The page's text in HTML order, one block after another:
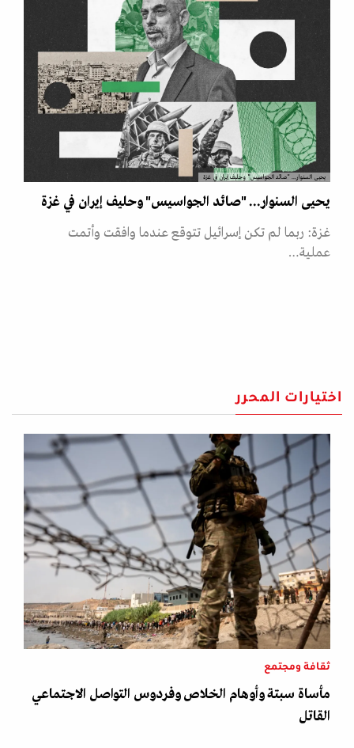
يحيى السنوار... "صائد الجواسيس" وحليف إيران في غزة
يحيى السنوار... "صائد الجواسيس" وحليف إيران في غزة
غزة: ربما لم تكن إسرائيل تتوقع عندما وافقت وأتمت
عملية…
اختيارات المحرر
ثقافة ومجتمع
مأساة سبتة وأوهام الخلاص وفردوس التواصل الاجتماعي
القاتل